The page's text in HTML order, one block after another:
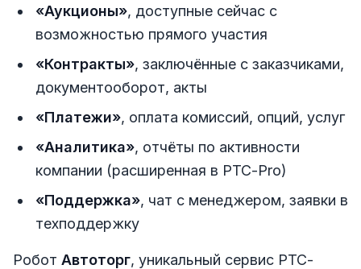
«Аукционы», доступные сейчас с
возможностью прямого участия
«Контракты», заключённые с заказчиками,
документооборот, акты
«Платежи», оплата комиссий, опций, услуг
«Аналитика», отчёты по активности
компании (расширенная в РТС-Pro)
«Поддержка», чат с менеджером, заявки в
техподдержку
Робот Автоторг, уникальный сервис РТС-